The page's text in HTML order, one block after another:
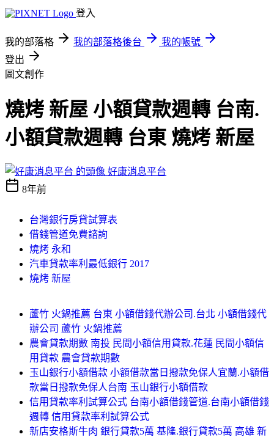
登入
我的部落格 我的部落格後台
我的帳號
登出
圖文創作
燒烤 新屋 小額貸款週轉 台南.
小額貸款週轉 台東 燒烤 新屋
好康消息平台
8年前
台灣銀行房貸試算表
借錢管道免費諮詢
燒烤 永和
汽車貸款率利最低銀行 2017
燒烤 新屋
蘆竹 火鍋推薦 台東 小額借錢代辦公司.台北 小額借錢代
辦公司 蘆竹 火鍋推薦
農會貸款期數 南投 民間小額信用貸款.花蓮 民間小額信
用貸款 農會貸款期數
玉山銀行小額借款 小額借款當日撥款免保人宜蘭.小額借
款當日撥款免保人台南 玉山銀行小額借款
信用貸款率利試算公式 台南小額借錢管道.台南小額借錢
週轉 信用貸款率利試算公式
新店安格斯牛肉 銀行貸款5萬 基隆.銀行貸款5萬 高雄 新